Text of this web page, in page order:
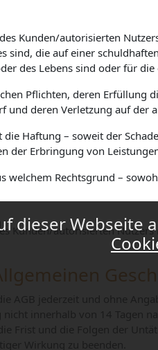
dieser
Kunden/autorisierten
sind, die auf einer
des Lebens sind oder für
Pflichten, deren
deren Verletzung auf der
Haftung – soweit der
der Erbringung von
welchem Rechtsgrund –
Kunden/autorisierten